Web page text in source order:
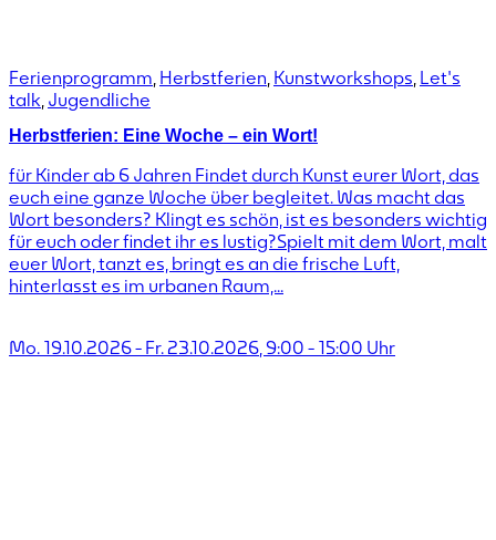
Ferienprogramm, Herbstferien, Kunstworkshops, Let's
talk, Jugendliche
Herbstferien: Eine Woche – ein Wort!
für Kinder ab 6 Jahren Findet durch Kunst eurer Wort, das
euch eine ganze Woche über begleitet. Was macht das
Wort besonders? Klingt es schön, ist es besonders wichtig
für euch oder findet ihr es lustig?Spielt mit dem Wort, malt
euer Wort, tanzt es, bringt es an die frische Luft,
hinterlasst es im urbanen Raum,...
Mo. 19.10.2026- Fr. 23.10.2026 9:00 - 15:00 Uhr